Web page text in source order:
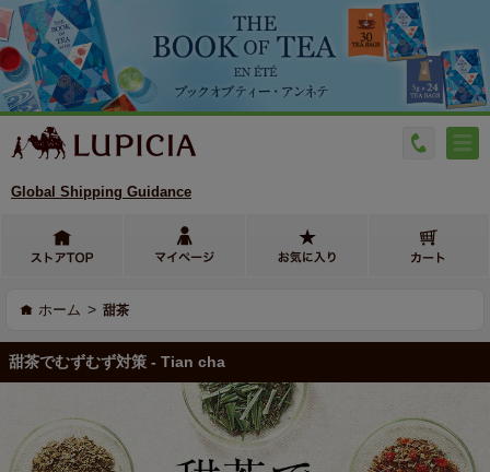
Global Shipping Guidance
ホーム > 甜茶
甜茶でむずむず対策 - Tian cha